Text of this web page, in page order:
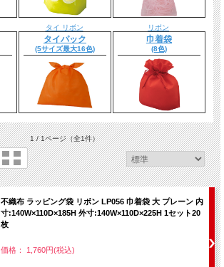
タイ リボン
タイパック
(5サイズ最大16色)
リボン
巾着袋
(8色)
1 / 1ページ（全1件）
不織布 ラッピング袋 リボン LP056 巾着袋 大 プレーン 内
寸:140W×110D×185H 外寸:140W×110D×225H 1セット20
枚
価格： 1,760円(税込)